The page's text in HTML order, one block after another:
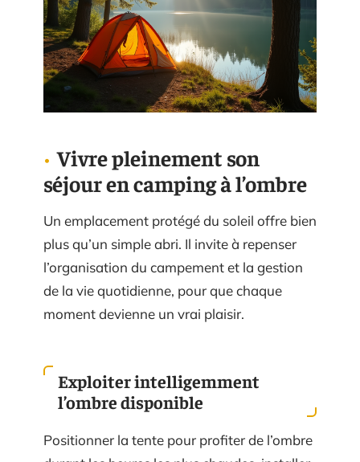
Vivre pleinement son
séjour en camping à l’ombre
Un emplacement protégé du soleil offre bien
plus qu’un simple abri. Il invite à repenser
l’organisation du campement et la gestion
de la vie quotidienne, pour que chaque
moment devienne un vrai plaisir.
Exploiter intelligemment
l’ombre disponible
Positionner la tente pour profiter de l’ombre